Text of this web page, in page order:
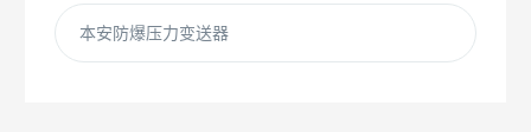
本安防爆压力变送器